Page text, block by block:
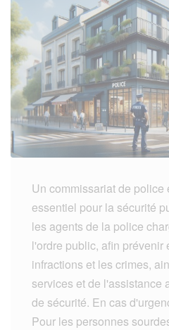
Un commissariat de police
essentiel pour la sécurité
les agents de la police
l'ordre public, afin prévenir
infractions et les crimes,
services et de l'assistance
de sécurité. En cas
Pour les personnes